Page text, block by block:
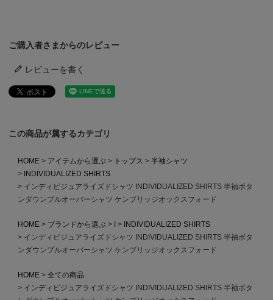
ご購入者さまからのレビュー
レビューを書く
この商品が属するカテゴリ
HOME アイテムから選ぶ トップス
半袖シャツ
INDIVIDUALIZED SHIRTS
インディビジュアライズドシャツ INDIVIDUALIZED SHIRTS 半袖ボタ
ンダウンプルオーバーシャツ ケンブリッジオックスフォード
HOME ブランドから選ぶ I
INDIVIDUALIZED SHIRTS
インディビジュアライズドシャツ INDIVIDUALIZED SHIRTS 半袖ボタ
ンダウンプルオーバーシャツ ケンブリッジオックスフォード
HOME
全ての商品
インディビジュアライズドシャツ INDIVIDUALIZED SHIRTS 半袖ボタ